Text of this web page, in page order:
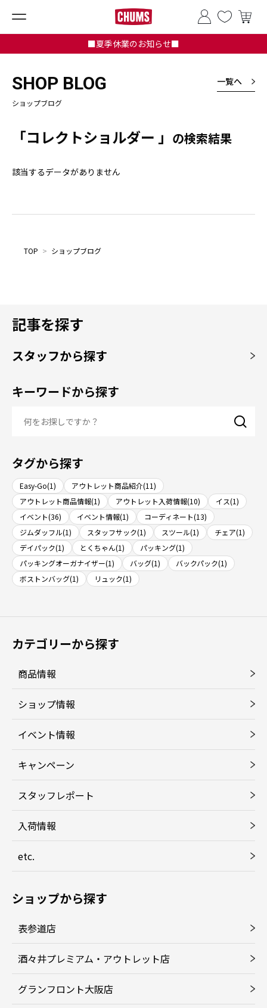
■夏季休業のお知らせ■
SHOP BLOG
ショップブログ
一覧へ
「コレクトショルダー 」 の検索結果
該当するデータがありません
TOP > ショップブログ
記事を探す
スタッフから探す
キーワードから探す
タグから探す
Easy-Go(1)
アウトレット商品紹介(11)
アウトレット商品情報(1)
アウトレット入荷情報(10)
イス(1)
イベント(36)
イベント情報(1)
コーディネート(13)
ジムダッフル(1)
スタッフサック(1) スツール(1)
チェア(1)
デイパック(1)
とくちゃん(1)
パッキング(1)
パッキングオーガナイザー(1)
バッグ(1)
バックパック(1)
ボストンバッグ(1)
リュック(1)
カテゴリーから探す
商品情報
ショップ情報
イベント情報
キャンペーン
スタッフレポート
入荷情報
etc.
ショップから探す
表参道店
酒々井プレミアム・アウトレット店
グランフロント大阪店